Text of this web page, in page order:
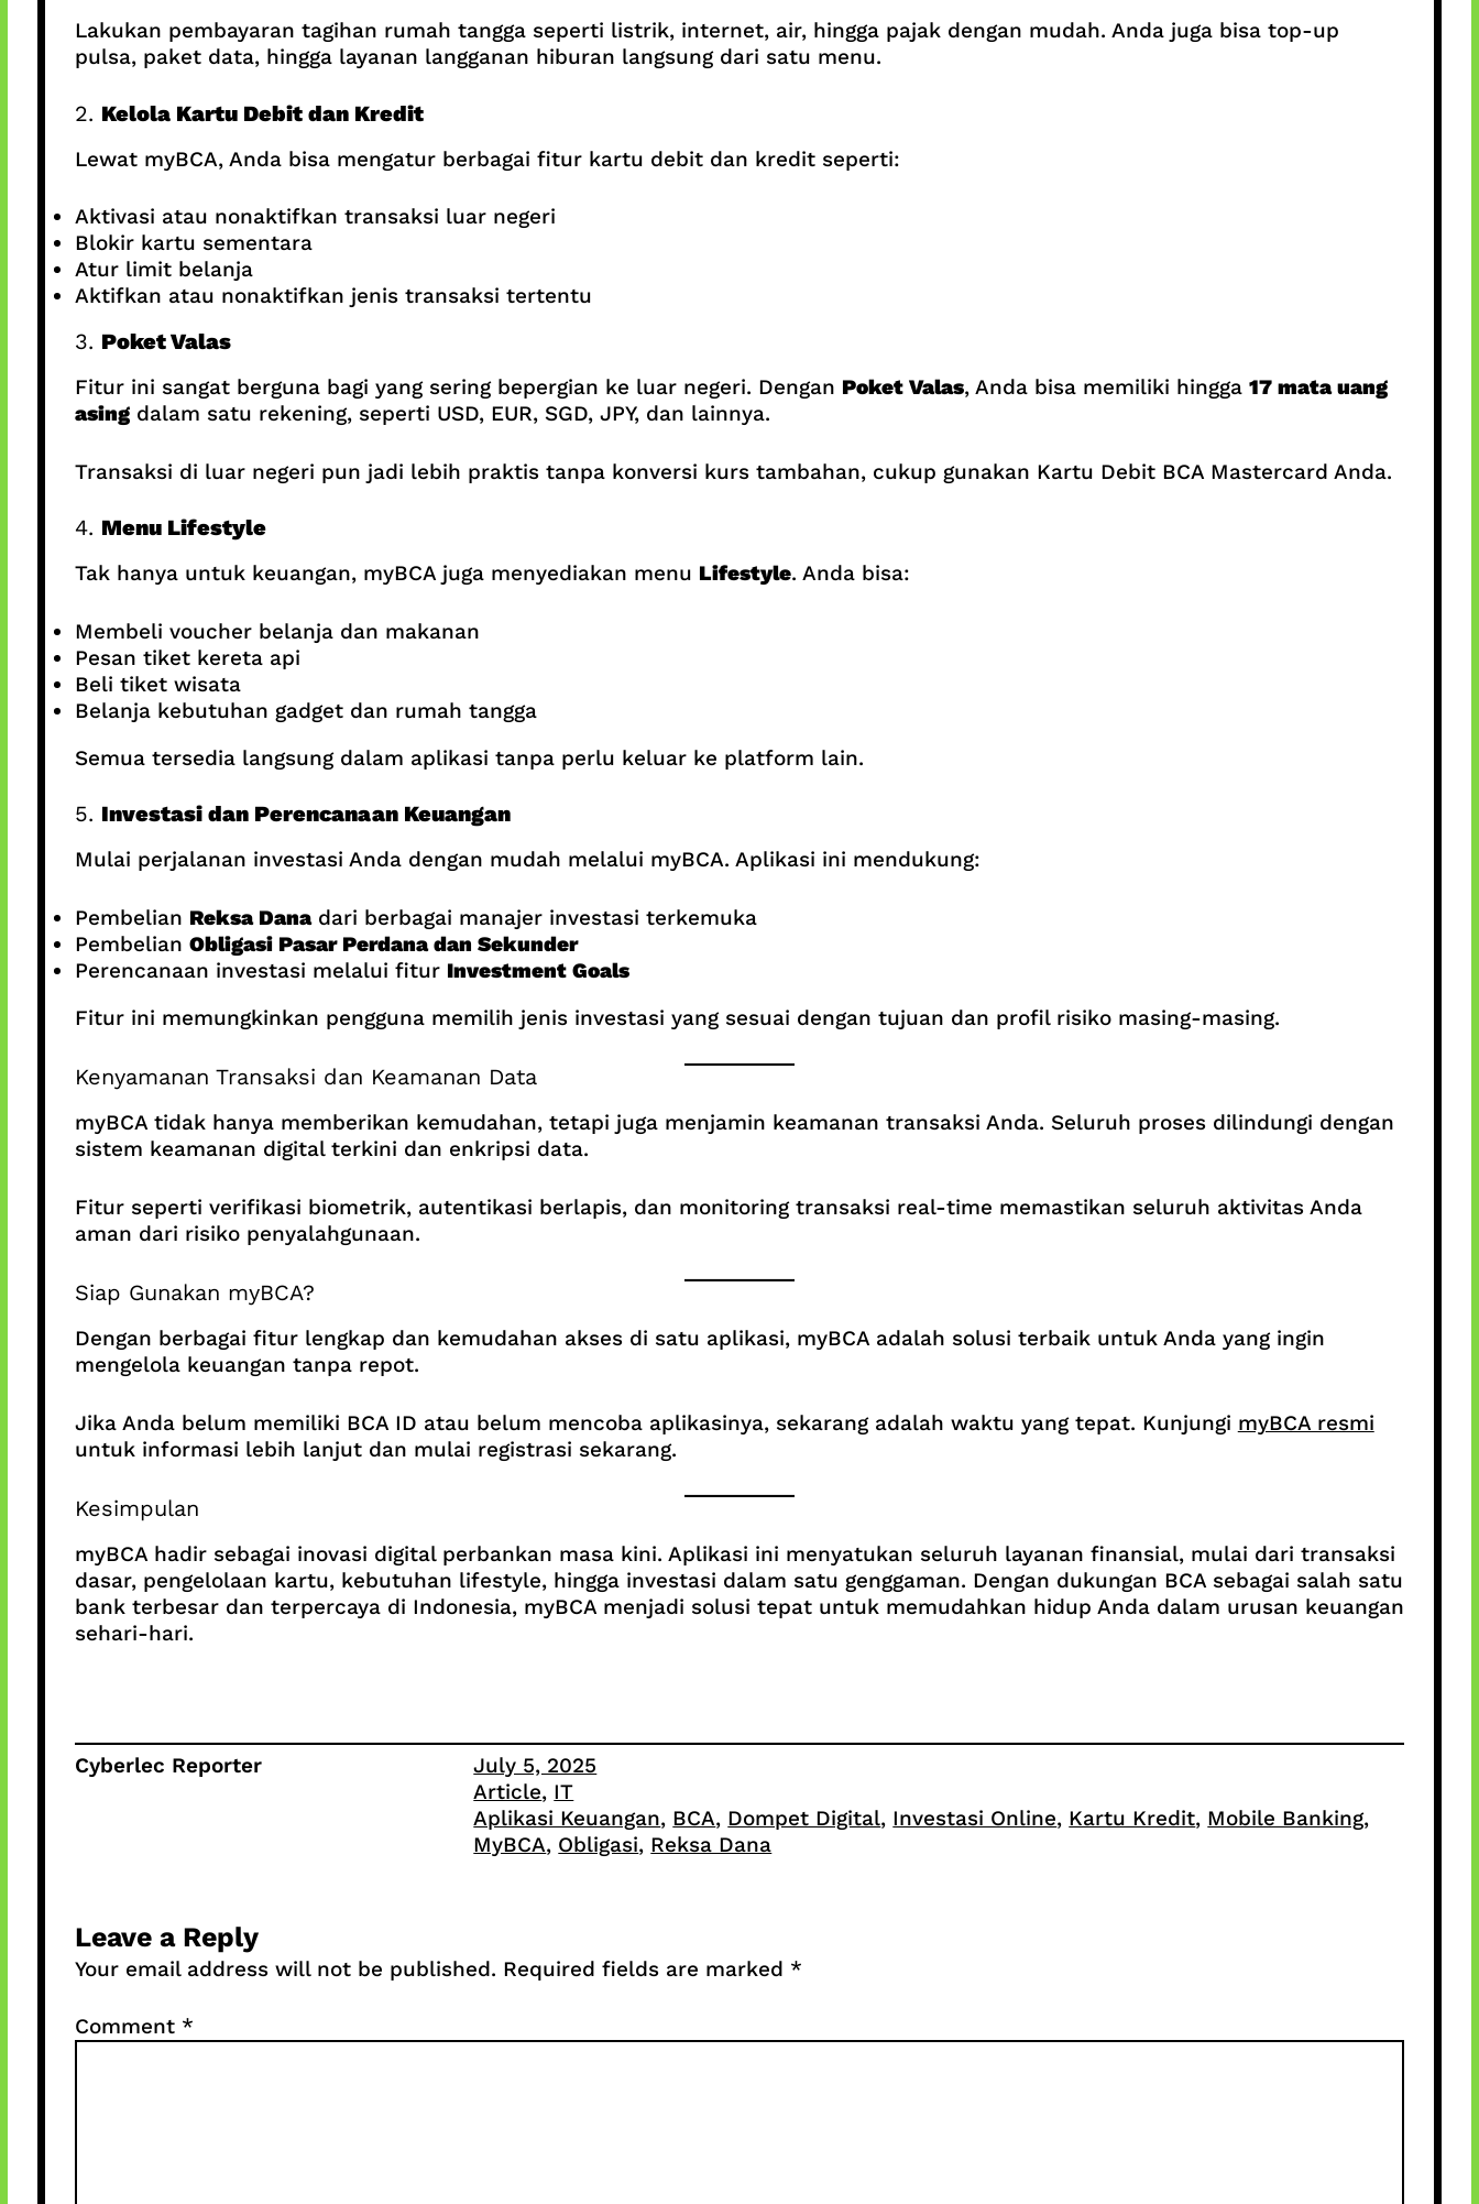
Lakukan pembayaran tagihan rumah tangga seperti listrik, internet, air, hingga pajak dengan mudah. Anda juga bisa top-up
pulsa, paket data, hingga layanan langganan hiburan langsung dari satu menu.
2. Kelola Kartu Debit dan Kredit
Lewat myBCA, Anda bisa mengatur berbagai fitur kartu debit dan kredit seperti:
Aktivasi atau nonaktifkan transaksi luar negeri
Blokir kartu sementara
Atur limit belanja
Aktifkan atau nonaktifkan jenis transaksi tertentu
3. Poket Valas
Fitur ini sangat berguna bagi yang sering bepergian ke luar negeri. Dengan Poket Valas, Anda bisa memiliki hingga 17 mata uang
asingdalam satu rekening, seperti USD, EUR, SGD, JPY, dan lainnya.
Transaksi di luar negeri pun jadi lebih praktis tanpa konversi kurs tambahan, cukup gunakan Kartu Debit BCA Mastercard Anda.
4. Menu Lifestyle
Tak hanya untuk keuangan, myBCA juga menyediakan menu Lifestyle. Anda bisa:
Membeli voucher belanja dan makanan
Pesan tiket kereta api
Beli tiket wisata
Belanja kebutuhan gadget dan rumah tangga
Semua tersedia langsung dalam aplikasi tanpa perlu keluar ke platform lain.
5. Investasi dan Perencanaan Keuangan
Mulai perjalanan investasi Anda dengan mudah melalui myBCA. Aplikasi ini mendukung:
Pembelian Reksa Danadari berbagai manajer investasi terkemuka
Pembelian Obligasi Pasar Perdana dan Sekunder
Perencanaan investasi melalui fitur Investment Goals
Fitur ini memungkinkan pengguna memilih jenis investasi yang sesuai dengan tujuan dan profil risiko masing-masing.
Kenyamanan Transaksi dan Keamanan Data
myBCA tidak hanya memberikan kemudahan, tetapi juga menjamin keamanan transaksi Anda. Seluruh proses dilindungi dengan
sistem keamanan digital terkini dan enkripsi data.
Fitur seperti verifikasi biometrik, autentikasi berlapis, dan monitoring transaksi real-time memastikan seluruh aktivitas Anda
aman dari risiko penyalahgunaan.
Siap Gunakan myBCA?
Dengan berbagai fitur lengkap dan kemudahan akses di satu aplikasi, myBCA adalah solusi terbaik untuk Anda yang ingin
mengelola keuangan tanpa repot.
Jika Anda belum memiliki BCA ID atau belum mencoba aplikasinya, sekarang adalah waktu yang tepat. Kunjungi myBCA resmi
untuk informasi lebih lanjut dan mulai registrasi sekarang.
Kesimpulan
myBCA hadir sebagai inovasi digital perbankan masa kini. Aplikasi ini menyatukan seluruh layanan finansial, mulai dari transaksi
dasar, pengelolaan kartu, kebutuhan lifestyle, hingga investasi dalam satu genggaman. Dengan dukungan BCA sebagai salah satu
bank terbesar dan terpercaya di Indonesia, myBCA menjadi solusi tepat untuk memudahkan hidup Anda dalam urusan keuangan
sehari-hari.
Cyberlec Reporter
July 5, 2025
Article, IT
Aplikasi Keuangan, BCA, Dompet Digital, Investasi Online, Kartu Kredit, Mobile Banking
MyBCA, Obligasi, Reksa Dana
Leave a Reply
Your email address will not be published. Required fields are marked *
Comment *